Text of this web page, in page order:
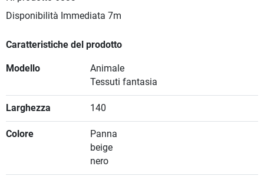
Disponibilità Immediata 7m
Caratteristiche del prodotto
Modello
Animale
Tessuti fantasia
Larghezza 140
Colore
Panna
beige
nero